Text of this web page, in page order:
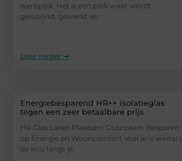
werkplek. Het is een plek waar wordt
gewoond, gewerkt en
Lees verder ➜
Energiebesparend HR++ isolatieglas
tegen een zeer betaalbare prijs
HR Glas Laten Plaatsen: Duurzaam Besparen
op Energie en Wooncomfort Voel je ’s winters
de kou langs je